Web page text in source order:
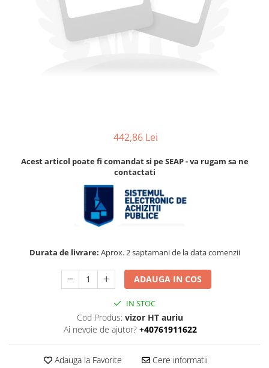
Aparate de respirat autonome
Accesorii pentru camere de
Accesorii de trecere a apei si
Diverse dispozitive de masurare
Filtre si sorburi
Sisteme de avertizare
accesorii antifoc
442,86 Lei
Acest articol poate fi comandat si pe SEAP - va rugam sa ne
contactati
Durata de livrare: Aprox. 2 saptamani de la data comenzii
ADAUGA IN COS
IN STOC
Cod Produs: vizor HT auriu
Ai nevoie de ajutor? +40761911622
Adauga la Favorite Cere informatii